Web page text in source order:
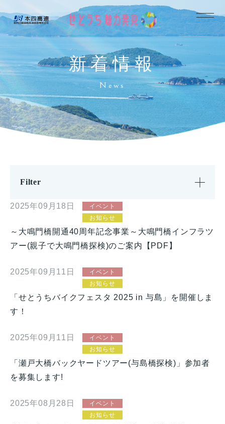
新着情報
News
Filter
2025年09月18日
イベント
お知らせ
～大鳴門橋開通40周年記念事業～大鳴門橋インフラツ
アー(親子で大鳴門橋探検)のご案内【PDF】
2025年09月11日
イベント
お知らせ
「せとうちバイクフェスタ 2025 in 与島」を開催しま
す！
2025年09月11日
イベント
お知らせ
「瀬戸大橋バックヤードツアー(与島橋探検)」参加者
を募集します!
2025年08月28日
イベント
お知らせ